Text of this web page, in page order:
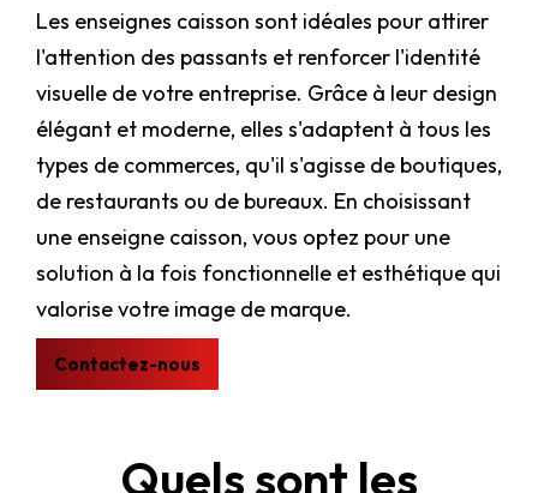
Les enseignes caisson sont idéales pour attirer
l'attention des passants et renforcer l'identité
visuelle de votre entreprise. Grâce à leur design
élégant et moderne, elles s'adaptent à tous les
types de commerces, qu'il s'agisse de boutiques,
de restaurants ou de bureaux. En choisissant
une enseigne caisson, vous optez pour une
solution à la fois fonctionnelle et esthétique qui
valorise votre image de marque.
Contactez-nous
Quels sont les